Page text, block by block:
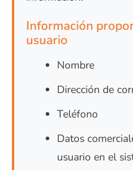
Información
usuario
Nombre
Dirección de
Teléfono
Datos
usuario en el